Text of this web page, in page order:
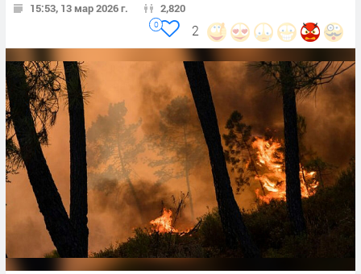
15:53, 13 мар 2026 г. 2,820
2
0